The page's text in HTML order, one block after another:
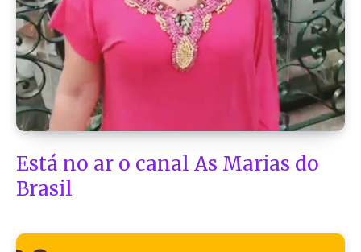
Está no ar o canal As Marias do
Brasil